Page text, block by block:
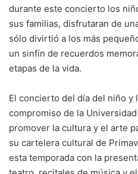
durante este concierto los
sus familias, disfrutaran de
sólo divirtió a los más
un sinfín de recuerdos
etapas de la vida.
El concierto del día del niño y
compromiso de la
promover la cultura y el arte
su cartelera cultural de
esta temporada con la